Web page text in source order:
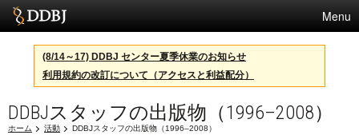
Menu
サービス
スパコン
統計
(8/14～17) DDBJ センター夏季休業のお知らせ
利用規約の改訂について（アクセスと利益配分）
DDBJスタッフの出版物（1996–2008）
ホーム 活動 DDBJスタッフの出版物（1996–2008）